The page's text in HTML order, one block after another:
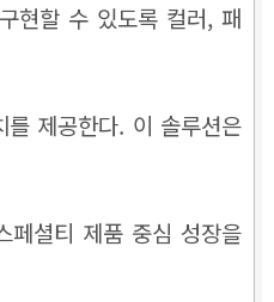
현할 수 있도록 컬러, 패
제공한다. 이 솔루션은
페셜티 제품 중심 성장을